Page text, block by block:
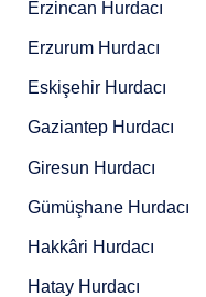
Erzincan Hurdacı
Erzurum Hurdacı
Eskişehir Hurdacı
Gaziantep Hurdacı
Giresun Hurdacı
Gümüşhane Hurdacı
Hakkâri Hurdacı
Hatay Hurdacı